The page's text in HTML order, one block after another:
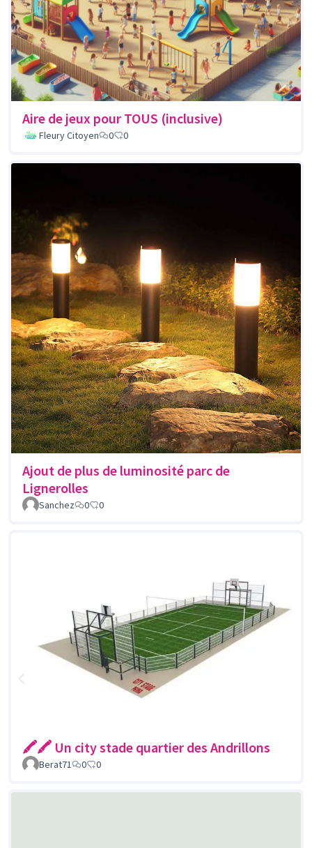
Aire de jeux pour TOUS (inclusive)
Fleury Citoyen 0 0
Ajout de plus de luminosité parc de
Lignerolles
Sanchez 0 0
🖍🖍 Un city stade quartier des Andrillons
Berat71 0 0